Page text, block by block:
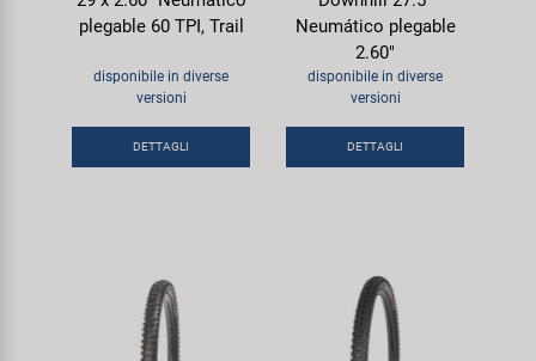
plegable 60 TPI, Trail
disponibile in diverse
versioni
DETTAGLI
Neumático plegable
2.60"
disponibile in diverse
versioni
DETTAGLI